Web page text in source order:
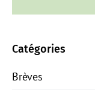
Catégories
Brèves